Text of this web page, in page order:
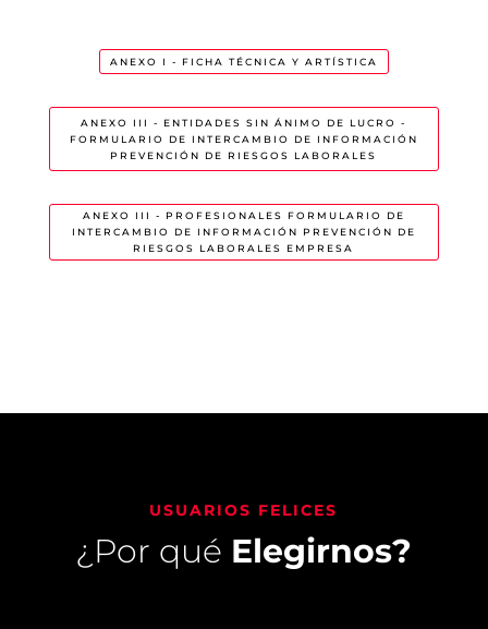
ANEXO I - FICHA TÉCNICA Y ARTÍSTICA
ANEXO III - ENTIDADES SIN ÁNIMO DE LUCRO -
FORMULARIO DE INTERCAMBIO DE INFORMACIÓN
PREVENCIÓN DE RIESGOS LABORALES
ANEXO III - PROFESIONALES FORMULARIO DE
INTERCAMBIO DE INFORMACIÓN PREVENCIÓN DE
RIESGOS LABORALES EMPRESA
USUARIOS FELICES
¿Por qué Elegirnos?